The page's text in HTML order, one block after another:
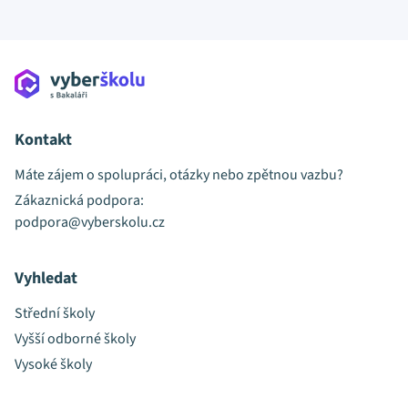
Kontakt
Máte zájem o spolupráci, otázky nebo zpětnou vazbu?
Zákaznická podpora:
podpora@vyberskolu.cz
Vyhledat
Střední školy
Vyšší odborné školy
Vysoké školy